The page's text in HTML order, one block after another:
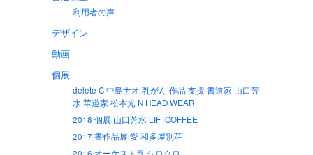
利用者の声
デザイン
動画
個展
delete C 中島ナオ 乳がん 作品 支援 書道家 山口芳
水 華道家 松本光 N HEAD WEAR
2018 個展 山口芳水 LIFTCOFFEE
2017 書作品展 愛 和多屋別荘
2016 オーケストラ シロクロ